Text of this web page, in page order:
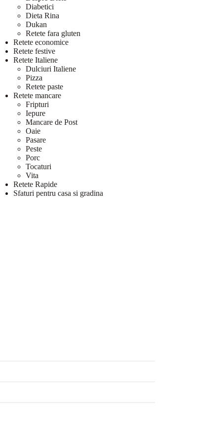
Diabetici
Dieta Rina
Dukan
Retete fara gluten
Retete economice
Retete festive
Retete Italiene
Dulciuri Italiene
Pizza
Retete paste
Retete mancare
Fripturi
Iepure
Mancare de Post
Oaie
Pasare
Peste
Porc
Tocaturi
Vita
Retete Rapide
Sfaturi pentru casa si gradina